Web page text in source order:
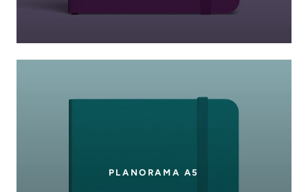
PLANORAMA A5